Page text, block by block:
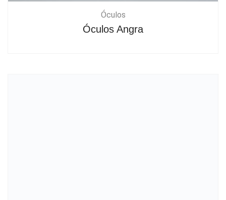
Óculos
Óculos Angra